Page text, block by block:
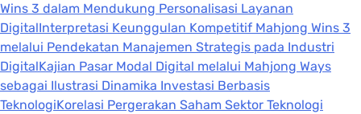
Wins 3 dalam Mendukung Personalisasi Layanan
DigitalInterpretasi Keunggulan Kompetitif Mahjong Wins 3
melalui Pendekatan Manajemen Strategis pada Industri
DigitalKajian Pasar Modal Digital melalui Mahjong Ways
sebagai Ilustrasi Dinamika Investasi Berbasis
TeknologiKorelasi Pergerakan Saham Sektor Teknologi